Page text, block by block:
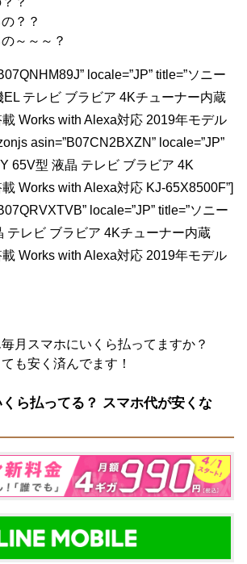
？？
～～～？
locale=”JP” title=”ソニー
テレビ ブラビア 4Kチューナー内蔵
Works with Alexa対応 2019年モデル
asin=”B07CN2BXZN” locale=”JP”
65V型 液晶 テレビ ブラビア 4K
Works with Alexa対応 KJ-65X8500F”]
locale=”JP” title=”ソニー
テレビ ブラビア 4Kチューナー内蔵
Works with Alexa対応 2019年モデル
月スマホにいくら払ってますか？
も安く済んでます！
ら払ってる？ スマホ代が安くな